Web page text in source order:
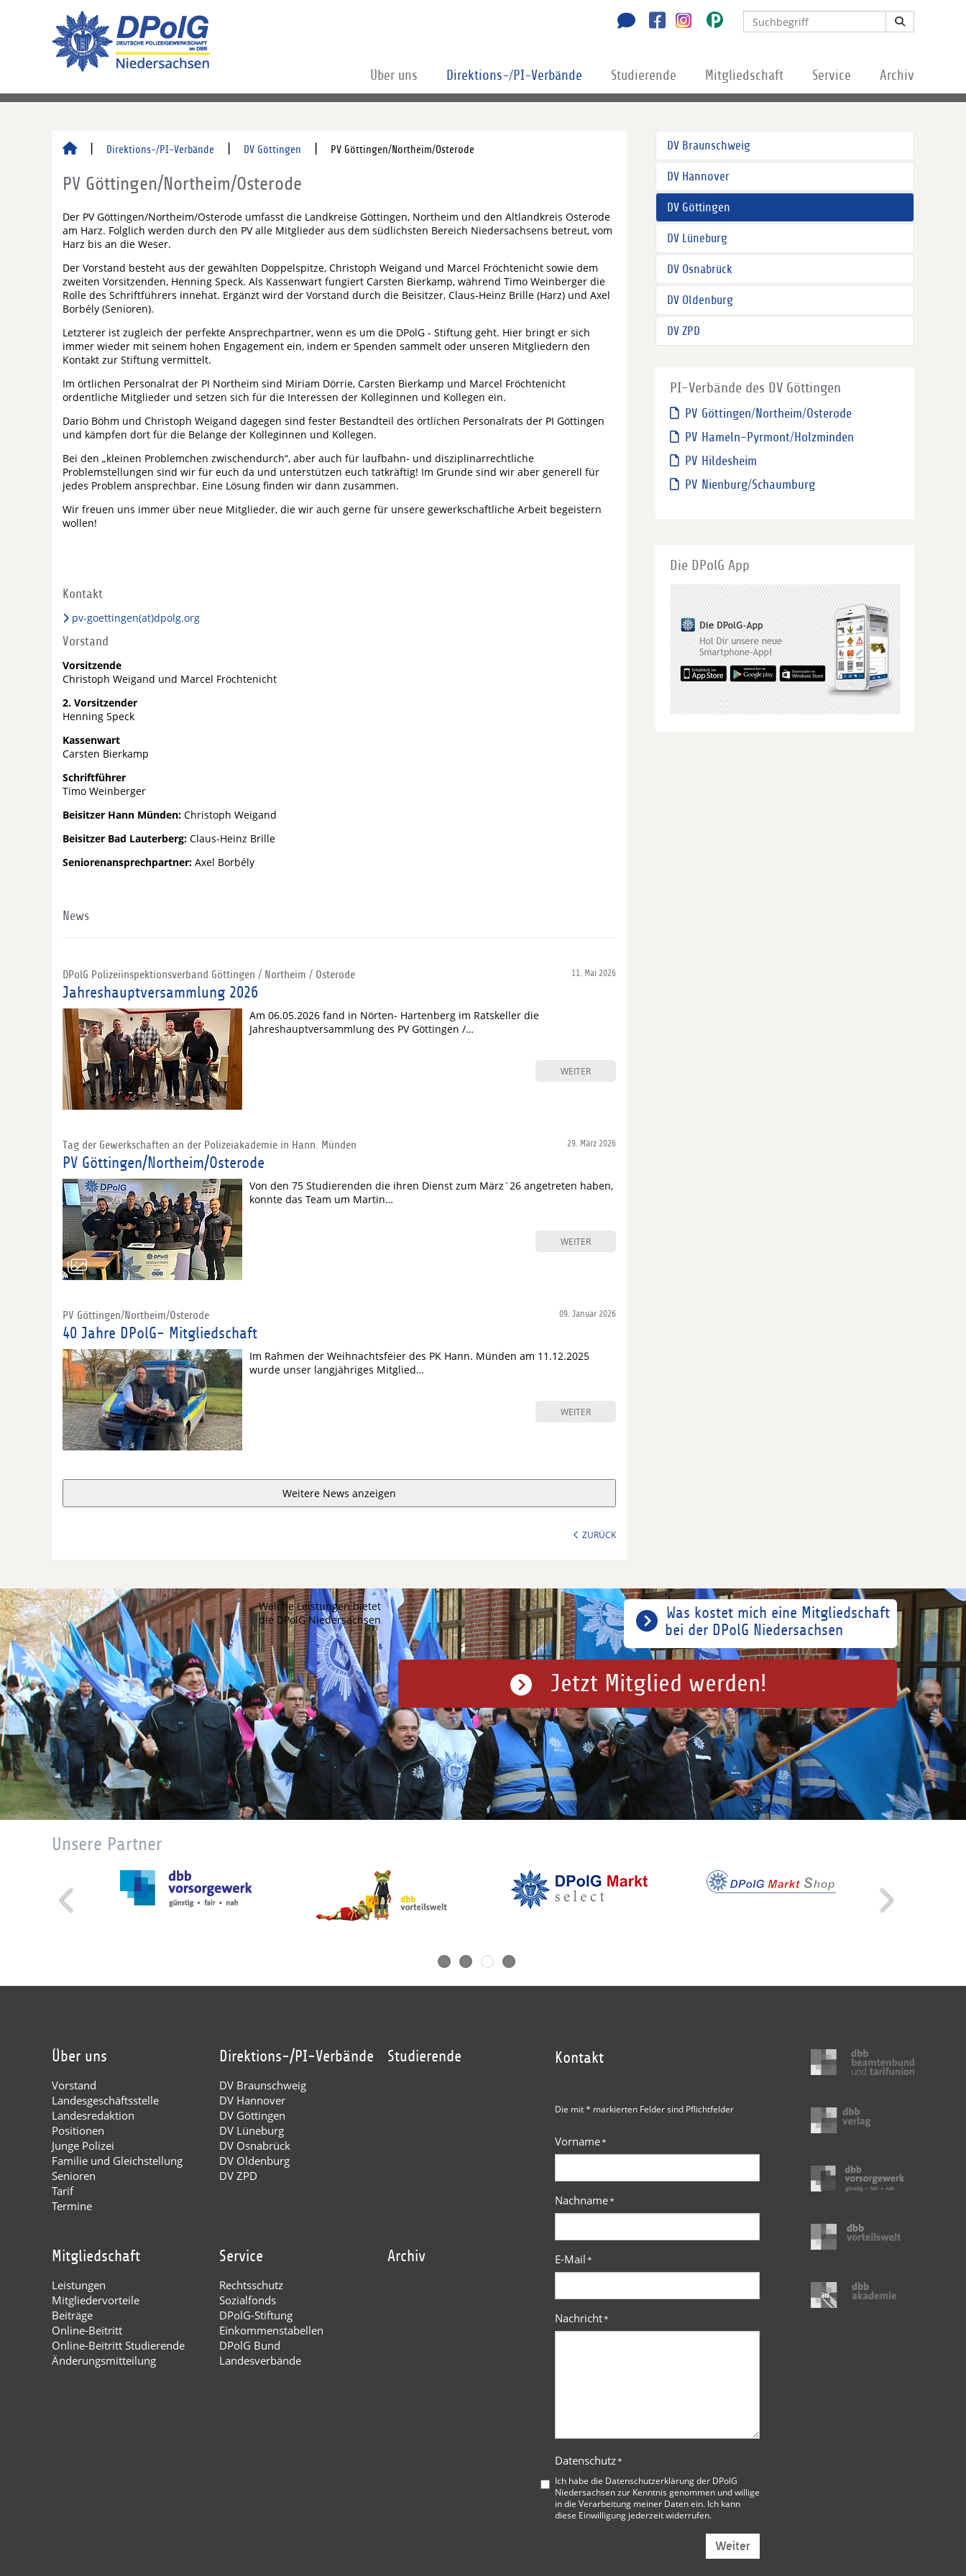
Über uns Direktions-/PI-Verbände Studierende Mitgliedschaft Service Archiv
Direktions-/PI-Verbände DV Göttingen PV Göttingen/Northeim/Osterode
PV Göttingen/Northeim/Osterode
Der PV Göttingen/Northeim/Osterode umfasst die Landkreise Göttingen, Northeim und den Altlandkreis Osterode
am Harz. Folglich werden durch den PV alle Mitglieder aus dem südlichsten Bereich Niedersachsens betreut, vom
Harz bis an die Weser.
Der Vorstand besteht aus der gewählten Doppelspitze, Christoph Weigand und Marcel Fröchtenicht sowie dem
zweiten Vorsitzenden, Henning Speck. Als Kassenwart fungiert Carsten Bierkamp, während Timo Weinberger die
Rolle des Schriftführers innehat. Ergänzt wird der Vorstand durch die Beisitzer, Claus-Heinz Brille (Harz) und Axel
Borbély (Senioren).
Letzterer ist zugleich der perfekte Ansprechpartner, wenn es um die DPolG - Stiftung geht. Hier bringt er sich
immer wieder mit seinem hohen Engagement ein, indem er Spenden sammelt oder unseren Mitgliedern den
Kontakt zur Stiftung vermittelt.
Im örtlichen Personalrat der PI Northeim sind Miriam Dörrie, Carsten Bierkamp und Marcel Fröchtenicht
ordentliche Mitglieder und setzen sich für die Interessen der Kolleginnen und Kollegen ein.
Dario Böhm und Christoph Weigand dagegen sind fester Bestandteil des örtlichen Personalrats der PI Göttingen
und kämpfen dort für die Belange der Kolleginnen und Kollegen.
Bei den „kleinen Problemchen zwischendurch“, aber auch für laufbahn- und disziplinarrechtliche
Problemstellungen sind wir für euch da und unterstützen euch tatkräftig! Im Grunde sind wir aber generell für
jedes Problem ansprechbar. Eine Lösung finden wir dann zusammen.
Wir freuen uns immer über neue Mitglieder, die wir auch gerne für unsere gewerkschaftliche Arbeit begeistern
wollen!
Kontakt
pv-goettingen(at)dpolg.org
Vorstand
Vorsitzende
Christoph Weigand und Marcel Fröchtenicht
2. Vorsitzender
Henning Speck
Kassenwart
Carsten Bierkamp
Schriftführer
Timo Weinberger
Beisitzer Hann Münden: Christoph Weigand
Beisitzer Bad Lauterberg: Claus-Heinz Brille
Seniorenansprechpartner: Axel Borbély
News
11. Mai 2026
DPolG Polizeiinspektionsverband Göttingen / Northeim / Osterode
Jahreshauptversammlung 2026
Am 06.05.2026 fand in Nörten- Hartenberg im Ratskeller die
Jahreshauptversammlung des PV Göttingen /…
WEITER
29. März 2026
Tag der Gewerkschaften an der Polizeiakademie in Hann. Münden
PV Göttingen/Northeim/Osterode
Von den 75 Studierenden die ihren Dienst zum März´26 angetreten haben,
konnte das Team um Martin…
WEITER
09. Januar 2026
PV Göttingen/Northeim/Osterode
40 Jahre DPolG- Mitgliedschaft
Im Rahmen der Weihnachtsfeier des PK Hann. Münden am 11.12.2025
wurde unser langjähriges Mitglied…
WEITER
Weitere News anzeigen
ZURÜCK
DV Braunschweig
DV Hannover
DV Göttingen
DV Lüneburg
DV Osnabrück
DV Oldenburg
DV ZPD
PI-Verbände des DV Göttingen
PV Göttingen/Northeim/Osterode
PV Hameln-Pyrmont/Holzminden
PV Hildesheim
PV Nienburg/Schaumburg
Die DPolG App
Was kostet mich eine Mitgliedschaft
bei der DPolG Niedersachsen
Welche Leistungen bietet
die DPolG Niedersachsen
Jetzt Mitglied werden!
Unsere Partner
Über uns
Vorstand
Landesgeschäftsstelle
Landesredaktion
Positionen
Junge Polizei
Familie und Gleichstellung
Senioren
Tarif
Termine
Direktions-/PI-Verbände
DV Braunschweig
DV Hannover
DV Göttingen
DV Lüneburg
DV Osnabrück
DV Oldenburg
DV ZPD
Studierende
Mitgliedschaft
Leistungen
Mitgliedervorteile
Beiträge
Online-Beitritt
Online-Beitritt Studierende
Änderungsmitteilung
Service
Rechtsschutz
Sozialfonds
DPolG-Stiftung
Einkommenstabellen
DPolG Bund
Landesverbände
Archiv
Kontakt
Die mit * markierten Felder sind Pflichtfelder
Vorname*
Nachname*
E-Mail*
Nachricht*
Datenschutz*
Ich habe die Datenschutzerklärung der DPolG
Niedersachsenzur Kenntnis genommen und willige
in die Verarbeitung meiner Daten ein. Ich kann
diese Einwilligung jederzeit widerrufen.
Weiter